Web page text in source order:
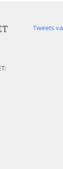
Tweets